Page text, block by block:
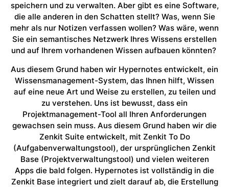
speichern und zu verwalten. Aber gibt es eine Software,
die alle anderen in den Schatten stellt? Was, wenn Sie
mehr als nur Notizen verfassen wollen? Was wäre, wenn
Sie ein semantisches Netzwerk Ihres Wissens erstellen
und auf Ihrem vorhandenen Wissen aufbauen könnten?
Aus diesem Grund haben wir Hypernotes entwickelt, ein
Wissensmanagement-System, das Ihnen hilft, Wissen
auf eine neue Art und Weise zu erstellen, zu teilen und
zu verstehen. Uns ist bewusst, dass ein
Projektmanagement-Tool all Ihren Anforderungen
gewachsen sein muss. Aus diesem Grund haben wir die
Zenkit Suite entwickelt, mit Zenkit To Do
(Aufgabenverwaltungstool), der ursprünglichen Zenkit
Base (Projektverwaltungstool) und vielen weiteren
Apps die bald folgen. Hypernotes ist vollständig in die
Zenkit Base integriert und zielt darauf ab, die Erstellung